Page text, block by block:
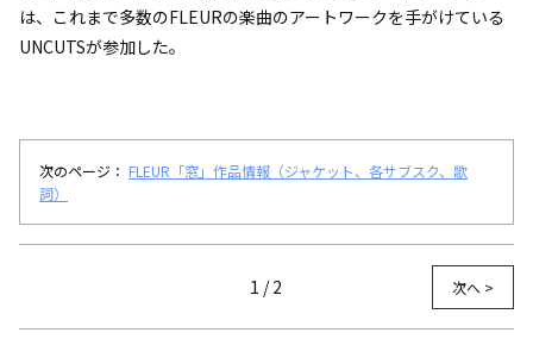
は、これまで多数のFLEURの楽曲のアートワークを手がけている
UNCUTSが参加した。
次のページ： FLEUR「窓」作品情報（ジャケット、各サブスク、歌
詞）
1 / 2 次へ >